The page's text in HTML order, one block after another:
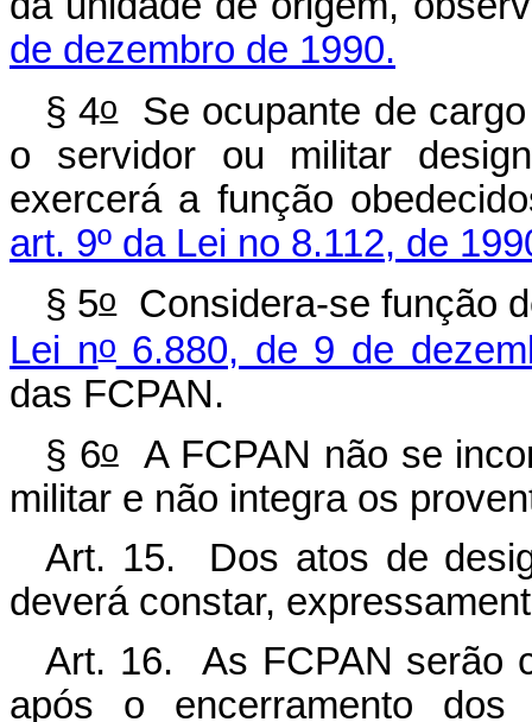
de dezembro de 1990.
§ 4oSe ocupante de cargo
o servidor ou militar
exercerá a função
art. 9º da Lei no 8.112, de
§ 5oConsidera-se função
Lei no6.880, de 9 de
das FCPAN.
§ 6oA FCPAN não se
militar e não integra os
Art. 15. Dos atos de
deverá constar,
Art. 16. As FCPAN serão
após o encerramento dos